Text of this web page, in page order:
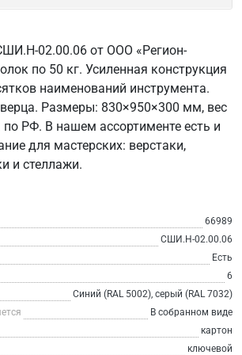
02.00.06 от ООО «Регион-
по 50 кг. Усиленная конструкция
наименований инструмента.
Размеры: 830×950×300 мм, вес
по РФ. В нашем ассортименте есть и
для мастерских: верстаки,
и стеллажи.
66989
СШИ.Н-02.00.06
Есть
6
Синий (RAL 5002), серый (RAL 7032)
В собранном виде
картон
ключевой